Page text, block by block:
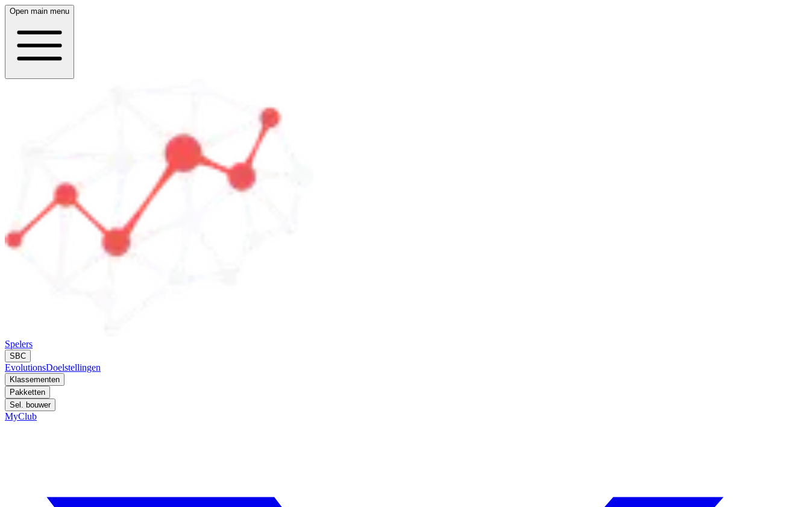
Open main menu
Spelers
SBC
EvolutionsDoelstellingen
Klassementen
Pakketten
Sel. bouwer
MyClub